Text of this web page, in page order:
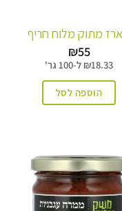
מתוק מלוח חריף
₪55
₪18.33 ל-100 גר'
הוספה לסל